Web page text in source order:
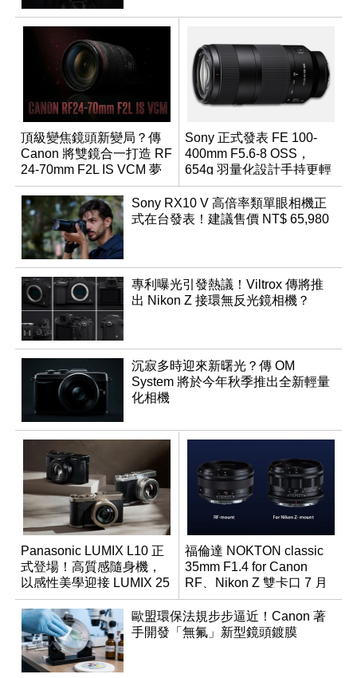
頂級變焦鏡頭新變局？傳
Canon 將雙鏡合一打造 RF
24-70mm F2L IS VCM 夢
幻規格
Sony 正式發表 FE 100-
400mm F5.6-8 OSS，
654g 羽量化設計手持更輕
鬆
Sony RX10 V 高倍率類單眼相機正
式在台發表！建議售價 NT$ 65,980
專利曝光引發熱議！Viltrox 傳將推
出 Nikon Z 接環無反光鏡相機？
沉寂多時迎來新曙光？傳 OM
System 將於今年秋季推出全新輕量
化相機
Panasonic LUMIX L10 正
式登場！高質感隨身機，
以感性美學迎接 LUMIX 25
週年
福倫達 NOKTON classic
35mm F1.4 for Canon
RF、Nikon Z 雙卡口 7 月
同步登台
歐盟環保法規步步逼近！Canon 著
手開發「無氟」新型鏡頭鍍膜